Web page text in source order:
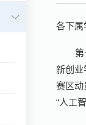
各下属
新创业
赛区
“人工